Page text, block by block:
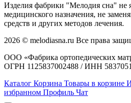
Изделия фабрики "Мелодия сна" не
медицинского назначения, не
средств и других методов лечения.
2026 © melodiasna.ru Все права
ООО «Фабрика ортопедических
ОГРН 1125837002488 / ИНН
Каталог Корзина Товары в корзине
избранном Профиль Чат